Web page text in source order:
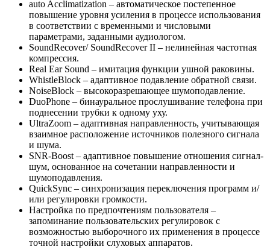
auto Acclimatization – автоматическое постепенное
повышение уровня усиления в процессе использования
в соответствии с временными и числовыми
параметрами, заданными аудиологом.
SoundRecover/ SoundRecover II – нелинейная частотная
компрессия.
Real Ear Sound – имитация функции ушной раковины.
WhistleBlock – адаптивное подавление обратной связи.
NoiseBlock – высокоразрешающее шумоподавление.
DuoPhone – бинауральное прослушивание телефона при
поднесении трубки к одному уху.
UltraZoom – адаптивная направленность, учитывающая
взаимное расположение источников полезного сигнала
и шума.
SNR-Boost – адаптивное повышение отношения сигнал-
шум, основанное на сочетании направленности и
шумоподавления.
QuickSync – синхронизация переключения программ и/
или регулировки громкости.
Настройка по предпочтениям пользователя –
запоминание пользовательских регулировок с
возможностью выборочного их применения в процессе
точной настройки слуховых аппаратов.